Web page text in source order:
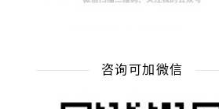
咨询可加微信